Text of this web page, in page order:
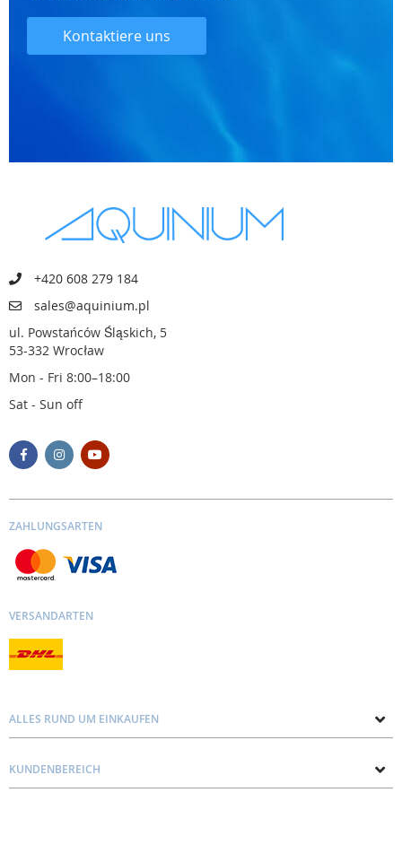
Kontaktiere uns
+420 608 279 184
sales@aquinium.pl
ul. Powstańców Śląskich, 5
53-332 Wrocław
Mon - Fri 8:00–18:00
Sat - Sun off
ZAHLUNGSARTEN
VERSANDARTEN
ALLES RUND UM EINKAUFEN
Kontakt mit uns
KUNDENBEREICH